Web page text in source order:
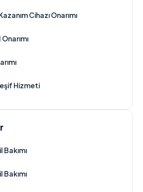
Cihazı Onarımı
Hizmeti